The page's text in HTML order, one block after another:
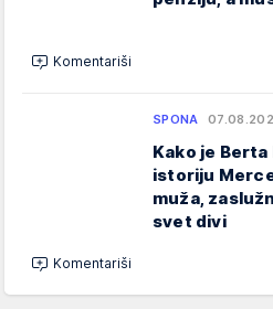
Komentariši
SPONA
Kako je
istoriju
muža,
svet divi
Komentariši